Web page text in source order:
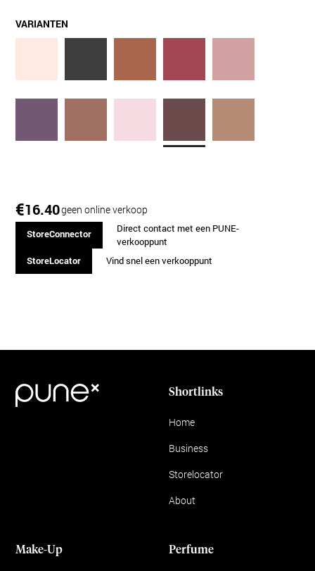
VARIANTEN
€16.40geen online verkoop
StoreConnector
Direct contact met een PUNE-
verkooppunt
StoreLocator
Vind snel een verkooppunt
Shortlinks
Home
Business
Storelocator
About
Make-Up Perfume